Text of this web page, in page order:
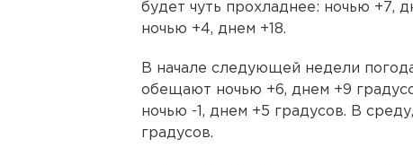
будет чуть прохладнее: ночью +7,
ночью +4, днем +18.
В начале следующей недели
обещают ночью +6, днем +9
ночью -1, днем +5 градусов. В
градусов.